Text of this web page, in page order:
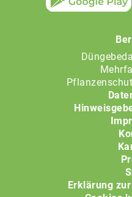
Erklärung